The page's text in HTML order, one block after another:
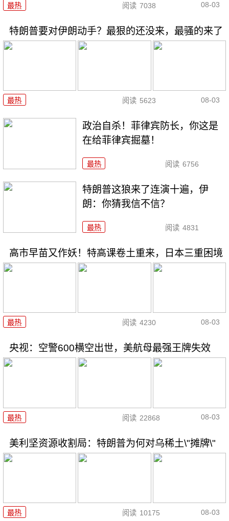
最热 阅读 7038 08-03
特朗普要对伊朗动手？最狠的还没来，最骚的来了
最热 阅读 5623 08-03
政治自杀！菲律宾防长，你这是
在给菲律宾掘墓！
最热 阅读 6756
特朗普这狼来了连演十遍，伊
朗：你猜我信不信？
最热 阅读 4831
高市早苗又作妖！特高课卷土重来，日本三重困境
最热 阅读 4230 08-03
央视：空警600横空出世，美航母最强王牌失效
最热 阅读 22868 08-03
美利坚资源收割局：特朗普为何对乌稀土\"摊牌\"
最热 阅读 10175 08-03